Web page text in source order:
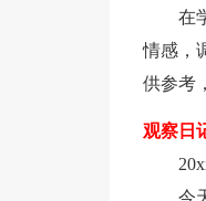
在
情感，
供参考
观察日
今